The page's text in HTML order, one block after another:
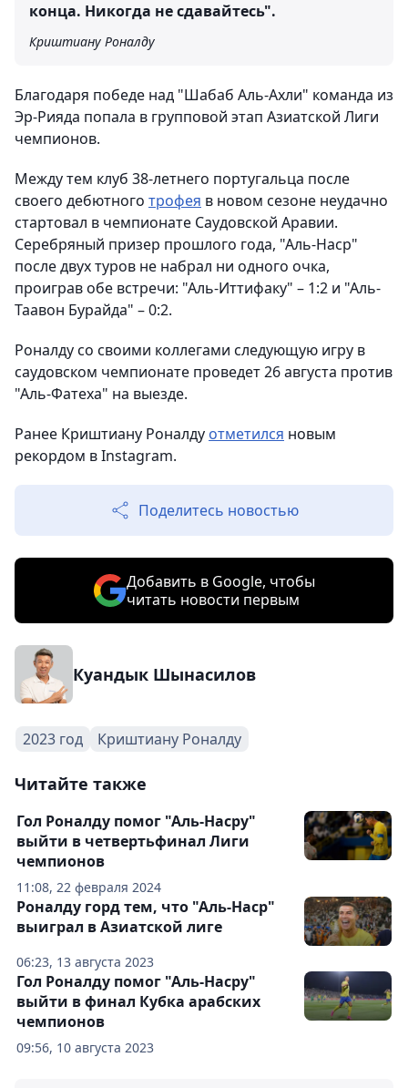
конца. Никогда не сдавайтесь".
Криштиану Роналду
Благодаря победе над "Шабаб Аль-Ахли" команда из
Эр-Рияда попала в групповой этап Азиатской Лиги
чемпионов.
Между тем клуб 38-летнего португальца после
своего дебютного трофея в новом сезоне неудачно
стартовал в чемпионате Саудовской Аравии.
Серебряный призер прошлого года, "Аль-Наср"
после двух туров не набрал ни одного очка,
проиграв обе встречи: "Аль-Иттифаку" – 1:2 и "Аль-
Таавон Бурайда" – 0:2.
Роналду со своими коллегами следующую игру в
саудовском чемпионате проведет 26 августа против
"Аль-Фатеха" на выезде.
Ранее Криштиану Роналду отметился новым
рекордом в Instagram.
Поделитесь новостью
Добавить в Google, чтобы
читать новости первым
Куандык Шынасилов
2023 год Криштиану Роналду
Читайте также
11:08, 22 февраля 2024
Гол Роналду помог "Аль-Насру"
выйти в четвертьфинал Лиги
чемпионов
06:23, 13 августа 2023
Роналду горд тем, что "Аль-Наср"
выиграл в Азиатской лиге
09:56, 10 августа 2023
Гол Роналду помог "Аль-Насру"
выйти в финал Кубка арабских
чемпионов